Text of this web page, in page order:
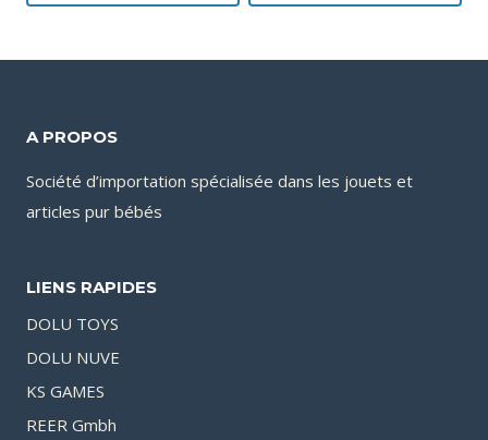
A PROPOS
Société d’importation spécialisée dans les jouets et
articles pur bébés
LIENS RAPIDES
DOLU TOYS
DOLU NUVE
KS GAMES
REER Gmbh